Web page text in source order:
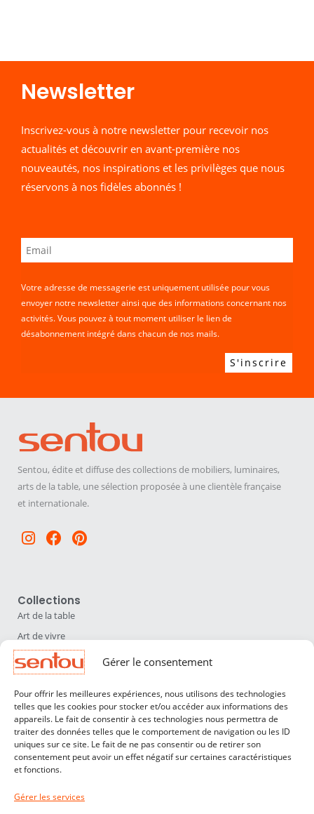
Gérer le consentement
Pour offrir les meilleures expériences, nous utilisons des technologies
telles que les cookies pour stocker et/ou accéder aux informations des
appareils. Le fait de consentir à ces technologies nous permettra de
traiter des données telles que le comportement de navigation ou les ID
uniques sur ce site. Le fait de ne pas consentir ou de retirer son
consentement peut avoir un effet négatif sur certaines caractéristiques
et fonctions.
Gérer les services
Newsletter​
Inscrivez-vous à notre newsletter pour recevoir nos
actualités et découvrir en avant-première nos
nouveautés, nos inspirations et les privilèges que nous
réservons à nos fidèles abonnés !
Votre adresse de messagerie est uniquement utilisée pour vous
envoyer notre newsletter ainsi que des informations concernant nos
activités. Vous pouvez à tout moment utiliser le lien de
désabonnement intégré dans chacun de nos mails.
Sentou, édite et diffuse des collections de mobiliers, luminaires,
arts de la table, une sélection proposée à une clientèle française
et internationale.
Instagram
Facebook
Pinterest
Collections
Art de la table
Art de vivre
Déco
Luminaires
Mobilier
Sentou
Qui sommes nous ?
Nos designers